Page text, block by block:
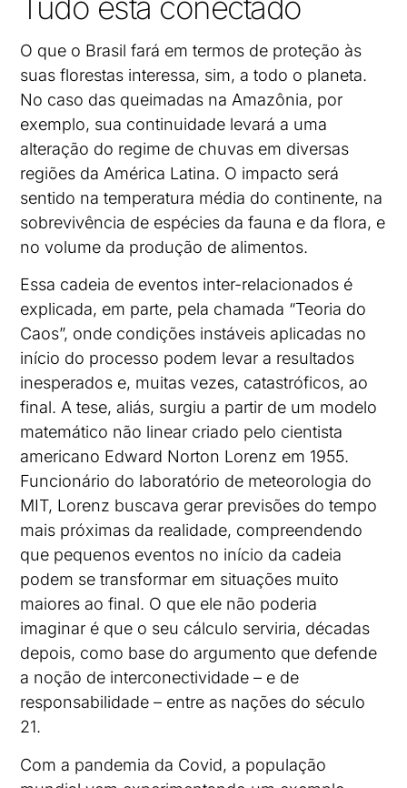
O que o Brasil fará em termos de proteção às
suas florestas interessa, sim, a todo o planeta.
No caso das queimadas na Amazônia, por
exemplo, sua continuidade levará a uma
alteração do regime de chuvas em diversas
regiões da América Latina. O impacto será
sentido na temperatura média do continente, na
sobrevivência de espécies da fauna e da flora, e
no volume da produção de alimentos.
Essa cadeia de eventos inter-relacionados é
explicada, em parte, pela chamada “Teoria do
Caos”, onde condições instáveis aplicadas no
início do processo podem levar a resultados
inesperados e, muitas vezes, catastróficos, ao
final. A tese, aliás, surgiu a partir de um modelo
matemático não linear criado pelo cientista
americano Edward Norton Lorenz em 1955.
Funcionário do laboratório de meteorologia do
MIT, Lorenz buscava gerar previsões do tempo
mais próximas da realidade, compreendendo
que pequenos eventos no início da cadeia
podem se transformar em situações muito
maiores ao final. O que ele não poderia
imaginar é que o seu cálculo serviria, décadas
depois, como base do argumento que defende
a noção de interconectividade – e de
responsabilidade – entre as nações do século
21.
Com a pandemia da Covid, a população